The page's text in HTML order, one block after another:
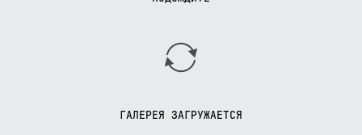
ГАЛЕРЕЯ ЗАГРУЖАЕТСЯ